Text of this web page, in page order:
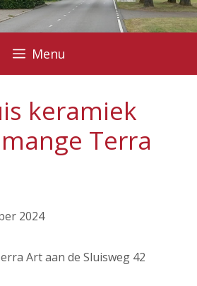
Menu
keramiek
Terra
2024
Art aan de Sluisweg 42